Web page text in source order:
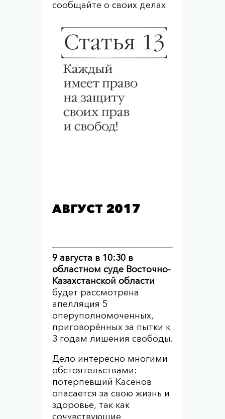
сообщайте о своих делах
АВГУСТ 2017
9 августа в 10:30 в
областном суде Восточно-
Казахстанской области
будет рассмотрена
апелляция 5
оперуполномоченных,
приговорённых за пытки к
3 годам лишения свободы.
Дело интересно многими
обстоятельствами:
потерпевший Касенов
опасается за свою жизнь и
здоровье, так как
сочувствующие